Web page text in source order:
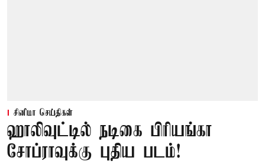
சினிமா செய்திகள்
ஹாலிவுட்டில் நடிகை பிரியங்கா
சோப்ராவுக்கு புதிய படம்!